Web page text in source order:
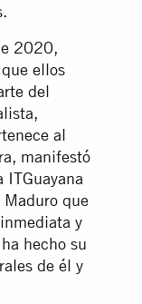
2020,
ellos
del
al
manifestó
ITGuayana
que
y
hecho su
de él y